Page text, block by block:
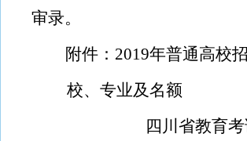
审录。
附件： 2019年普通高校
校、专业及名额
四川省教育